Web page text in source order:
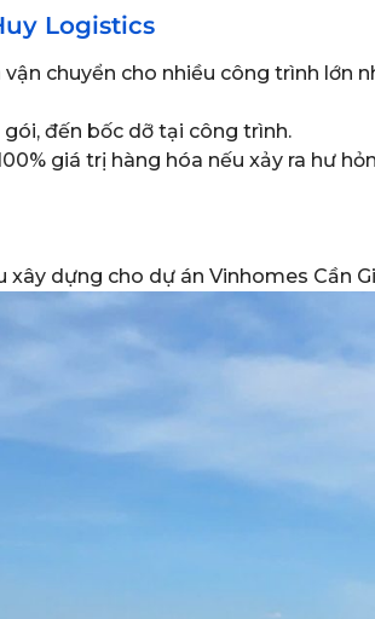
Logistics
chuyển cho nhiều công trình lớn
đến bốc dỡ tại công trình.
giá trị hàng hóa nếu xảy ra hư
dựng cho dự án Vinhomes Cần